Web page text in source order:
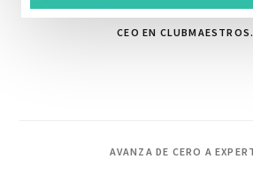
CEO EN
AVANZA DE CERO A